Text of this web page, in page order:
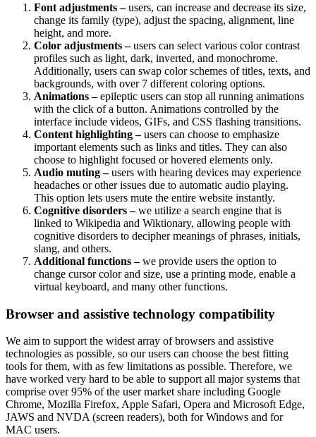
Font adjustments –users, can increase and decrease its size,
change its family (type), adjust the spacing, alignment, line
height, and more.
Color adjustments –users can select various color contrast
profiles such as light, dark, inverted, and monochrome.
Additionally, users can swap color schemes of titles, texts, and
backgrounds, with over 7 different coloring options.
Animations –epileptic users can stop all running animations
with the click of a button. Animations controlled by the
interface include videos, GIFs, and CSS flashing transitions.
Content highlighting –users can choose to emphasize
important elements such as links and titles. They can also
choose to highlight focused or hovered elements only.
Audio muting –users with hearing devices may experience
headaches or other issues due to automatic audio playing.
This option lets users mute the entire website instantly.
Cognitive disorders –we utilize a search engine that is
linked to Wikipedia and Wiktionary, allowing people with
cognitive disorders to decipher meanings of phrases, initials,
slang, and others.
Additional functions –we provide users the option to
change cursor color and size, use a printing mode, enable a
virtual keyboard, and many other functions.
Browser and assistive technology compatibility
We aim to support the widest array of browsers and assistive
technologies as possible, so our users can choose the best fitting
tools for them, with as few limitations as possible. Therefore, we
have worked very hard to be able to support all major systems that
comprise over 95% of the user market share including Google
Chrome, Mozilla Firefox, Apple Safari, Opera and Microsoft Edge,
JAWS and NVDA (screen readers), both for Windows and for
MAC users.